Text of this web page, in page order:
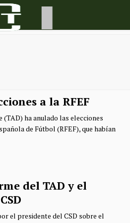
a la RFEF
ha anulado las elecciones
de Fútbol (RFEF), que habían
del TAD y el
el presidente del CSD sobre el